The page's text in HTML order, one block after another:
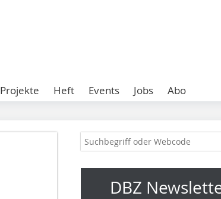
Projekte Heft Events Jobs Abo
DBZ